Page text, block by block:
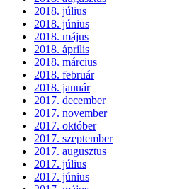
2018. július
2018. június
2018. május
2018. április
2018. március
2018. február
2018. január
2017. december
2017. november
2017. október
2017. szeptember
2017. augusztus
2017. július
2017. június